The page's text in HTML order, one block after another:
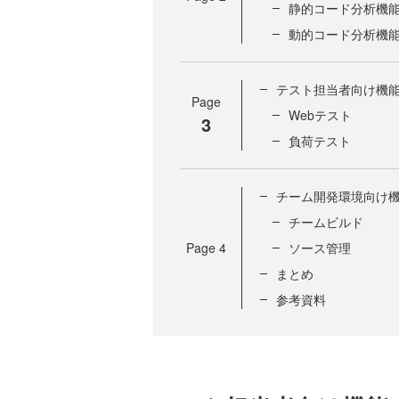
静的コード分析機
動的コード分析機
Page
3
テスト担当者向け機
Webテスト
負荷テスト
Page 4
チーム開発環境向け
チームビルド
ソース管理
まとめ
参考資料